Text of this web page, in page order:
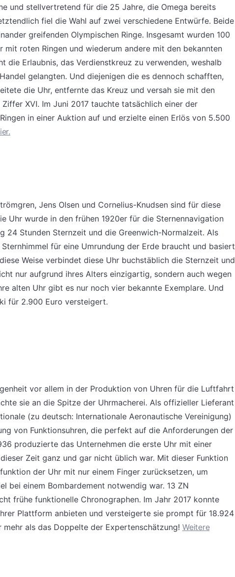
und stellvertretend für die 25 Jahre, die Omega bereits
fiel die Wahl auf zwei verschiedene Entwürfe. Beide
greifenden Olympischen Ringe. Insgesamt wurden 100
roten Ringen und wiederum andere mit den bekannten
die Erlaubnis, das Verdienstkreuz zu verwenden, weshalb
gelangten. Und diejenigen die es dennoch schafften,
die Uhr, entfernte das Kreuz und versah sie mit den
XVI. Im Juni 2017 tauchte tatsächlich einer der
in einer Auktion auf und erzielte einen Erlös von 5.500
Jens Olsen und Cornelius-Knudsen sind für diese
Uhr wurde in den frühen 1920er für die Sternennavigation
24 Stunden Sternzeit und die Greenwich-Normalzeit. Als
für eine Umrundung der Erde braucht und basiert
Weise verbindet diese Uhr buchstäblich die Sternzeit und
nur aufgrund ihres Alters einzigartig, sondern auch wegen
alten Uhr gibt es nur noch vier bekannte Exemplare. Und
für 2.900 Euro versteigert.
vor allem in der Produktion von Uhren für die Luftfahrt
sie an die Spitze der Uhrmacherei. Als offizieller Lieferant
(zu deutsch: Internationale Aeronautische Vereinigung)
von Funktionsuhren, die perfekt auf die Anforderungen der
produzierte das Unternehmen die erste Uhr mit einer
Zeit ganz und gar nicht üblich war. Mit dieser Funktion
der Uhr mit nur einem Finger zurücksetzen, um
bei einem Bombardement notwendig war. 13 ZN
frühe funktionelle Chronographen. Im Jahr 2017 konnte
Plattform anbieten und versteigerte sie prompt für 18.924
als das Doppelte der Expertenschätzung! Weitere